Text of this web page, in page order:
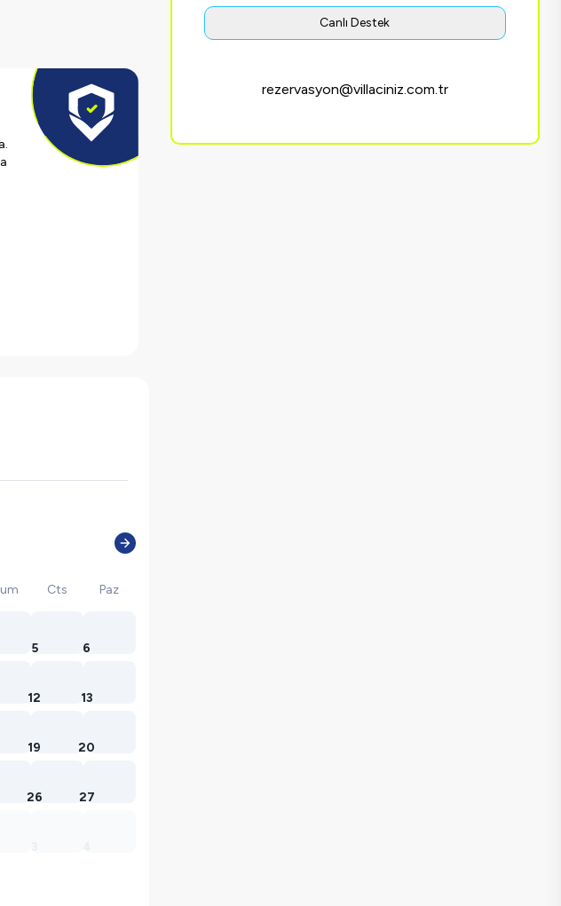
Cts Paz
5 6
12 13
19 20
26 27
Canlı Destek
rezervasyon@villaciniz.com.tr